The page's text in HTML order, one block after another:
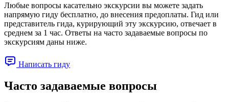
Любые вопросы касательно экскурсии вы можете задать
напрямую гиду бесплатно, до внесения предоплаты. Гид или
представитель гида, курирующий эту экскурсию, отвечает в
среднем за 1 час. Ответы на часто задаваемые вопросы по
экскурсиям даны ниже.
Написать гиду
Часто задаваемые вопросы